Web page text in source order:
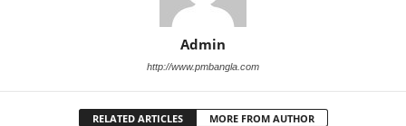
Admin
http://www.pmbangla.com
RELATED ARTICLES MORE FROM AUTHOR